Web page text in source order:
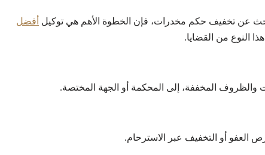
عن تخفيف حكم مخدرات، فإن الخطوة الأهم هي توكيل أفضل
النوع من القضايا.
والظروف المخففة، إلى المحكمة أو الجهة المختصة.
العفو أو التخفيف عبر الاسترحام.